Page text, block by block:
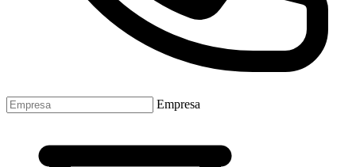
Empresa